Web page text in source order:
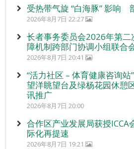
受热带气旋 “白海豚” 影响
2026年8月7日 22:27
长者事务委员会2026年第二
障机制跨部门协调小组联合
2026年8月7日 20:41
“活力社区 – 体育健康咨询
望洋眺望台及绿杨花园休憩
讯推广
2026年8月7日 20:00
合作区产业发展局获授ICCA
际化再提速
2026年8月7日 19:21